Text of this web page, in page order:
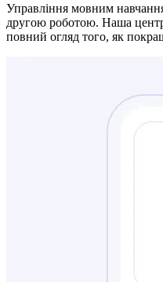
Управління мовним
другою роботою. Наша
повний огляд того, як